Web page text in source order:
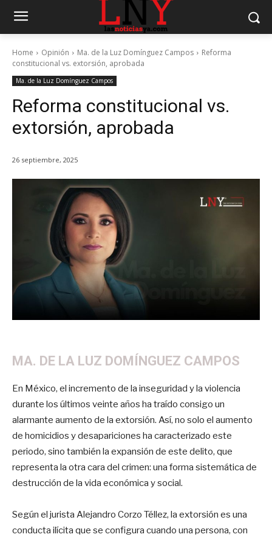
Home Opinión Ma. de la Luz Domínguez Campos
Reforma
constitucional vs. extorsión, aprobada
Ma. de la Luz Domínguez Campos
Reforma constitucional vs.
extorsión, aprobada
26 septiembre, 2025
MA. DE LA LUZ DOMÍNGUEZ CAMPOS
En México, el incremento de la inseguridad y la violencia
durante los últimos veinte años ha traído consigo un
alarmante aumento de la extorsión. Así, no solo el aumento
de homicidios y desapariciones ha caracterizado este
periodo, sino también la expansión de este delito, que
representa la otra cara del crimen: una forma sistemática de
destrucción de la vida económica y social.
Según el jurista Alejandro Corzo Téllez, la extorsión es una
conducta ilícita que se configura cuando una persona, con